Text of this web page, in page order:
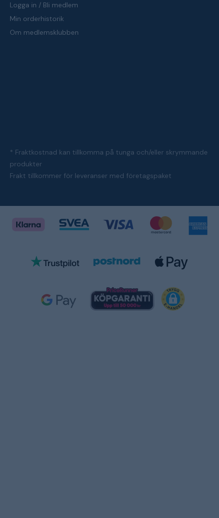
Logga in / Bli medlem
Min orderhistorik
Om medlemsklubben
* Fraktkostnad kan tillkomma på tunga och/eller skrymmande
produkter
Frakt tillkommer för leveranser med företagspaket